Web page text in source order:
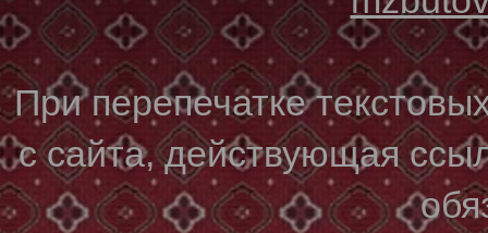
При перепечатке
с сайта, действующая